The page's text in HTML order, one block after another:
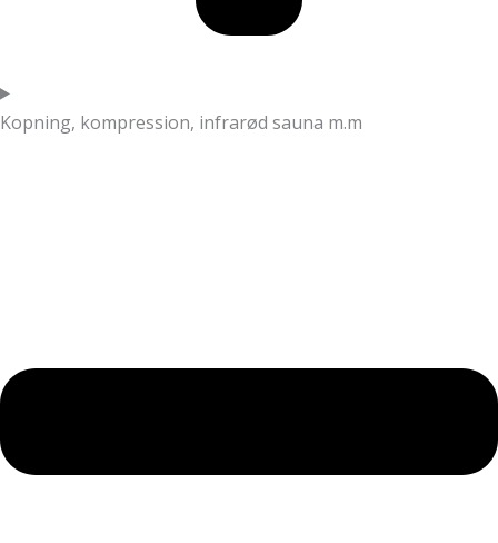
Kopning, kompression, infrarød sauna m.m